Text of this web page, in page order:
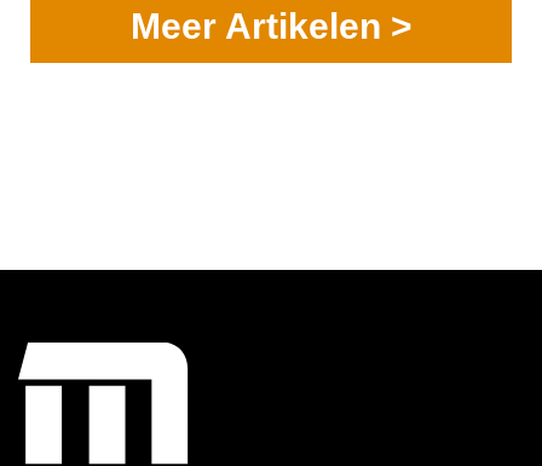
Meer Artikelen >